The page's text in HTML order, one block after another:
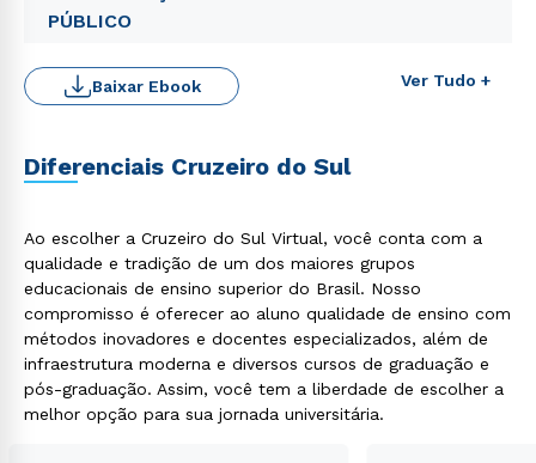
PÚBLICO
Ver Tudo +
Baixar Ebook
Diferenciais Cruzeiro do Sul
Ao escolher a Cruzeiro do Sul Virtual, você conta com a
qualidade e tradição de um dos maiores grupos
educacionais de ensino superior do Brasil. Nosso
compromisso é oferecer ao aluno qualidade de ensino com
métodos inovadores e docentes especializados, além de
infraestrutura moderna e diversos cursos de graduação e
pós-graduação. Assim, você tem a liberdade de escolher a
melhor opção para sua jornada universitária.
WhatsApp
Estou de acordo com a Política de Privacidade.
autorizo que meus dados sejam utilizados para o
envio de conteúdos da Cruzeiro do Sul.